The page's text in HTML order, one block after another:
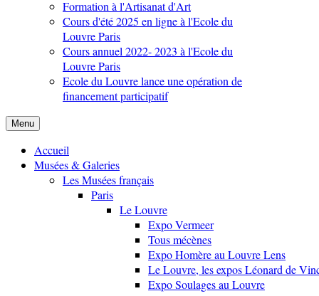
Formation à l'Artisanat d'Art
Cours d'été 2025 en ligne à l'Ecole du
Louvre Paris
Cours annuel 2022- 2023 à l'Ecole du
Louvre Paris
Ecole du Louvre lance une opération de
financement participatif
Menu
Accueil
Musées & Galeries
Les Musées français
Paris
Le Louvre
Expo Vermeer
Tous mécènes
Expo Homère au Louvre Lens
Le Louvre, les expos Léonard de
Expo Soulages au Louvre